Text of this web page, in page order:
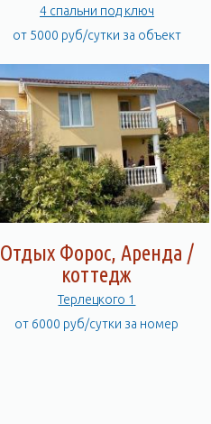
4 спальни под ключ
от 5000 руб/сутки за объект
Отдых Форос, Аренда /
коттедж
Терлецкого 1
от 6000 руб/сутки за номер